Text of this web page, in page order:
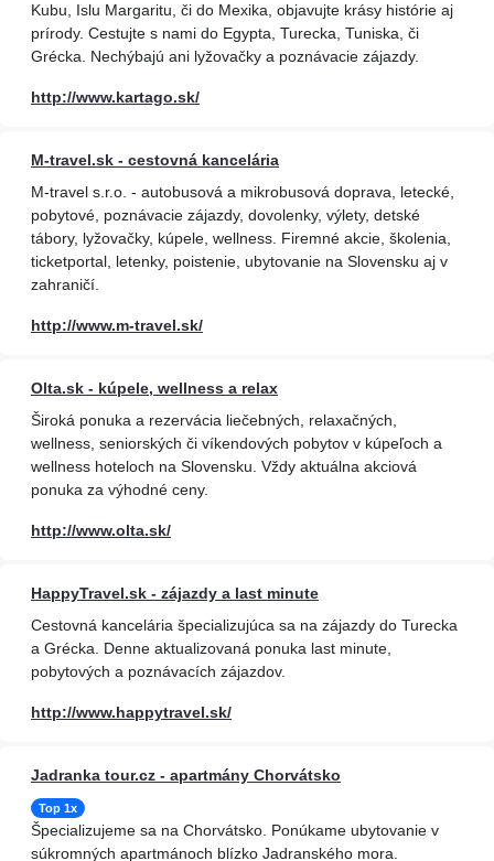
Kubu, Islu Margaritu, či do Mexika, objavujte krásy histórie aj
prírody. Cestujte s nami do Egypta, Turecka, Tuniska, či
Grécka. Nechýbajú ani lyžovačky a poznávacie zájazdy.
http://www.kartago.sk/
M-travel.sk - cestovná kancelária
M-travel s.r.o. - autobusová a mikrobusová doprava, letecké,
pobytové, poznávacie zájazdy, dovolenky, výlety, detské
tábory, lyžovačky, kúpele, wellness. Firemné akcie, školenia,
ticketportal, letenky, poistenie, ubytovanie na Slovensku aj v
zahraničí.
http://www.m-travel.sk/
Olta.sk - kúpele, wellness a relax
Široká ponuka a rezervácia liečebných, relaxačných,
wellness, seniorských či víkendových pobytov v kúpeľoch a
wellness hoteloch na Slovensku. Vždy aktuálna akciová
ponuka za výhodné ceny.
http://www.olta.sk/
HappyTravel.sk - zájazdy a last minute
Cestovná kancelária špecializujúca sa na zájazdy do Turecka
a Grécka. Denne aktualizovaná ponuka last minute,
pobytových a poznávacích zájazdov.
http://www.happytravel.sk/
Jadranka tour.cz - apartmány Chorvátsko
Top 1x
Špecializujeme sa na Chorvátsko. Ponúkame ubytovanie v
súkromných apartmánoch blízko Jadranského mora.